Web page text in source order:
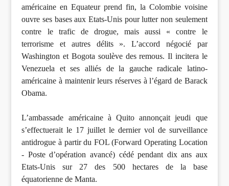
américaine en Equateur prend fin, la Colombie voisine
ouvre ses bases aux Etats-Unis pour lutter non seulement
contre le trafic de drogue, mais aussi « contre le
terrorisme et autres délits ». L’accord négocié par
Washington et Bogota soulève des remous. Il incitera le
Venezuela et ses alliés de la gauche radicale latino-
américaine à maintenir leurs réserves à l’égard de Barack
Obama.
L’ambassade américaine à Quito annonçait jeudi que
s’effectuerait le 17 juillet le dernier vol de surveillance
antidrogue à partir du FOL (Forward Operating Location
- Poste d’opération avancé) cédé pendant dix ans aux
Etats-Unis sur 27 des 500 hectares de la base
équatorienne de Manta.